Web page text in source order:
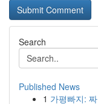
Search
Published News
1 가평빠지: